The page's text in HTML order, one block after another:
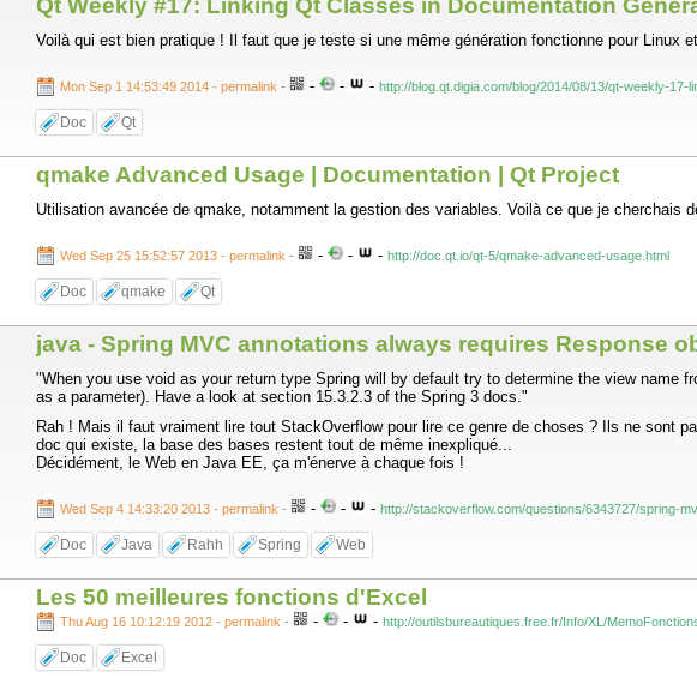
Qt Weekly #17: Linking Qt Classes in Documentation
Voilà qui est bien pratique ! Il faut que je teste si une même génération fonctionne pour Linux
Mon Sep 1 14:53:49 2014 - permalink - - - - http://blog.qt.digia.com/blog/2014/08/13/qt-weekly-
Doc Qt
qmake Advanced Usage | Documentation | Qt Project
Utilisation avancée de qmake, notamment la gestion des variables. Voilà ce que je cherchais
Wed Sep 25 15:52:57 2013 - permalink - - - - http://doc.qt.io/qt-5/qmake-advanced-usage.html
Doc qmake Qt
java - Spring MVC annotations always requires Response
"When you use void as your return type Spring will by default try to determine the view
as a parameter). Have a look at section 15.3.2.3 of the Spring 3 docs."
Rah ! Mais il faut vraiment lire tout StackOverflow pour lire ce genre de choses ? Ils ne sont
doc qui existe, la base des bases restent tout de même inexpliqué...
Décidément, le Web en Java EE, ça m'énerve à chaque fois !
Wed Sep 4 14:33:20 2013 - permalink - - - - http://stackoverflow.com/questions/6343727/spring-
Doc Java Rahh Spring Web
Les 50 meilleures fonctions d'Excel
Thu Aug 16 10:12:19 2012 - permalink - - - - http://outilsbureautiques.free.fr/Info/XL/
Doc Excel